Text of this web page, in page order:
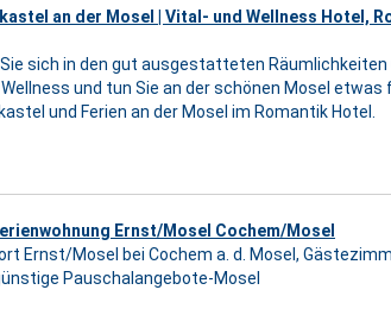
an der Mosel | Vital- und Wellness Hotel,
sich in den gut ausgestatteten Räumlichkeiten
und tun Sie an der schönen Mosel etwas
und Ferien an der Mosel im Romantik Hotel.
Ernst/Mosel Cochem/Mosel
Ernst/Mosel bei Cochem a. d. Mosel,
Pauschalangebote-Mosel